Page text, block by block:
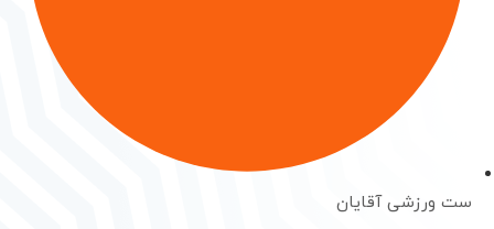
ست ورزشی آقایان